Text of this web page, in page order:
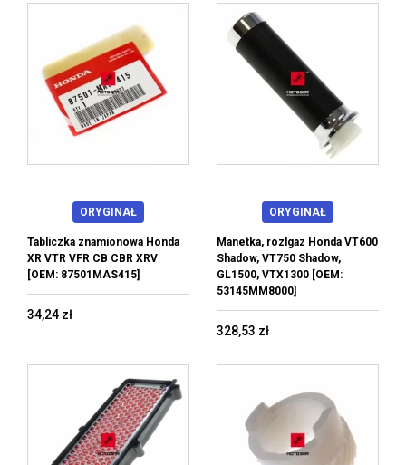
ORYGINAŁ
Tabliczka znamionowa Honda
XR VTR VFR CB CBR XRV
[OEM: 87501MAS415]
34,24 zł
ORYGINAŁ
Manetka, rozlgaz Honda VT600
Shadow, VT750 Shadow,
GL1500, VTX1300 [OEM:
53145MM8000]
328,53 zł